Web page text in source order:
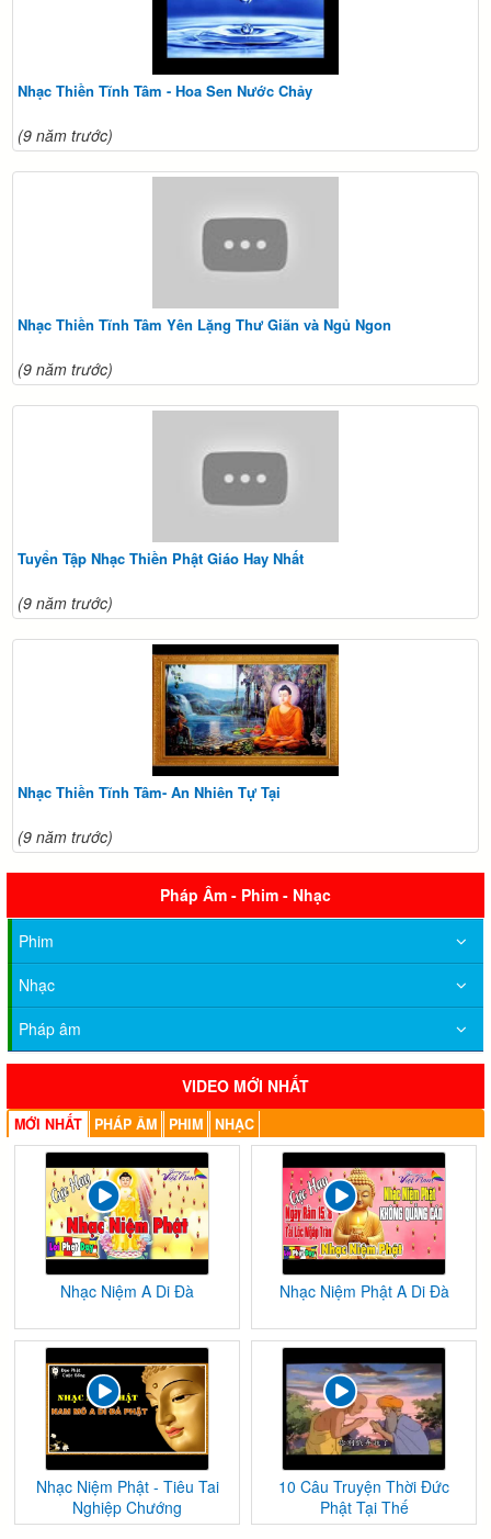
Nhạc Thiền Tĩnh Tâm - Hoa Sen Nước Chảy
(9 năm trước)
Nhạc Thiền Tĩnh Tâm Yên Lặng Thư Giãn và Ngủ Ngon
(9 năm trước)
Tuyển Tập Nhạc Thiền Phật Giáo Hay Nhất
(9 năm trước)
Nhạc Thiền Tĩnh Tâm- An Nhiên Tự Tại
(9 năm trước)
Pháp Âm - Phim - Nhạc
Phim
Nhạc
Pháp âm
VIDEO MỚI NHẤT
MỚI NHẤT PHÁP ÂM PHIM NHẠC
Nhạc Niệm A Di Đà Nhạc Niệm Phật A Di Đà
Nhạc Niệm Phật - Tiêu Tai
Nghiệp Chướng
10 Câu Truyện Thời Đức
Phật Tại Thế